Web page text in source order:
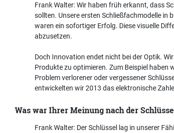
Frank Walter: Wir haben früh erkannt, dass
sollten. Unsere ersten Schließfachmodelle in
waren ein sofortiger Erfolg. Diese visuelle
abzusetzen.
Doch Innovation endet nicht bei der Optik.
Produkte zu optimieren. Zum Beispiel haben
Problem verlorener oder vergessener
entwickelten wir 2013 das elektronische
Was war Ihrer Meinung nach der
Frank Walter: Der Schlüssel lag in unserer